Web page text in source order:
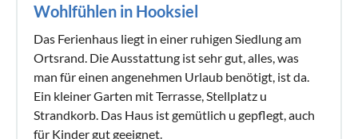
Wohlfühlen in Hooksiel
Das Ferienhaus liegt in einer ruhigen Siedlung am
Ortsrand. Die Ausstattung ist sehr gut, alles, was
man für einen angenehmen Urlaub benötigt, ist da.
Ein kleiner Garten mit Terrasse, Stellplatz u
Strandkorb. Das Haus ist gemütlich u gepflegt, auch
für Kinder gut geeignet.